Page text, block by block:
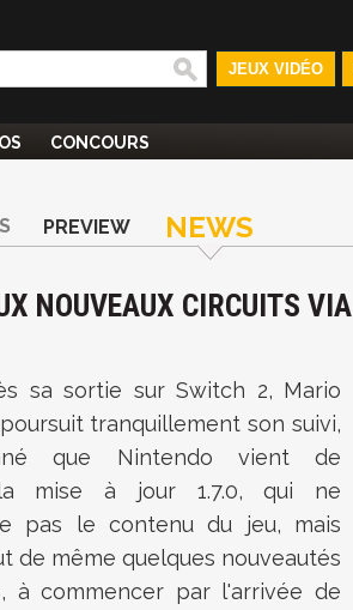
JEUX VIDÉO
CONCOURS
PREVIEW NEWS
NOUVEAUX CIRCUITS VIA
sa sortie sur Switch 2, Mario
tranquillement son suivi,
que Nintendo vient de
mise à jour 1.7.0, qui ne
pas le contenu du jeu, mais
de même quelques nouveautés
à commencer par l'arrivée de